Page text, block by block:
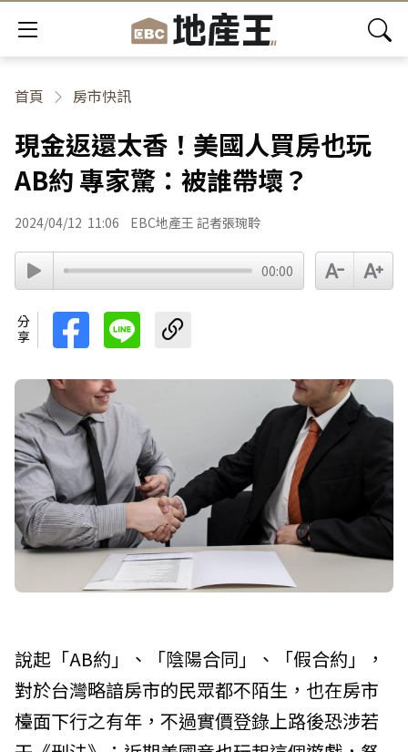
首頁 房市快訊
現金返還太香！美國人買房也玩
AB約 專家驚：被誰帶壞？
2024/04/12 11:06 EBC地產王 記者張琬聆
00:00
分享
說起「AB約」、「陰陽合同」、「假合約」，
對於台灣略諳房市的民眾都不陌生，也在房市
檯面下行之有年，不過實價登錄上路後恐涉若